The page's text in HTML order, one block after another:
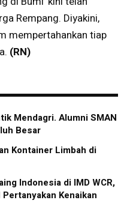
Rempang. Diyakini,
mempertahankan tiap
(RN)
Mendagri. Alumni SMAN
Besar
Kontainer Limbah di
Indonesia di IMD WCR,
Kenaikan